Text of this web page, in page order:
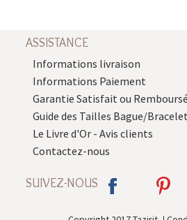
ASSISTANCE
Informations livraison
Informations Paiement
Garantie Satisfait ou Remboursé
Guide des Tailles Bague/Bracelet
Le Livre d'Or - Avis clients
Contactez-nous
SUIVEZ-NOUS